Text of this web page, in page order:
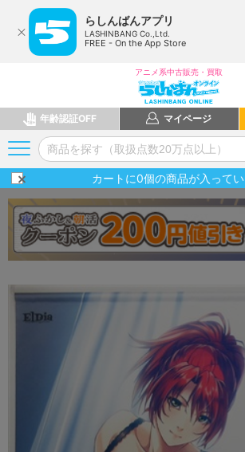
らしんばんアプリ
LASHINBANG Co.,Ltd.
FREE - On the App Store
アニメ系中古販売・買取
年齢認証OFF マイページ
カートに0個の商品が入って